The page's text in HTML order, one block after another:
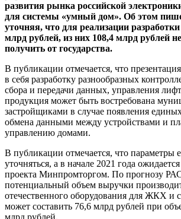
развития рынка российской
для системы «умный дом». Об этом
уточняя, что для реализации разработки
млрд рублей, из них 108,4 млрд рублей
получить от государства.
В публикации отмечается, что
в себя разработку разнообразных
сбора и передачи данных, управления
продукция может быть востребована
застройщиками в случае появления
обмена данными между устройствами и
управлению домами.
В публикации отмечается, что параметры
уточняться, а в начале 2021 года
проекта Минпромторгом. По прогнозу
потенциальный объем выручки
отечественного оборудования для ЖКХ и
может составить 76,6 млрд рублей при